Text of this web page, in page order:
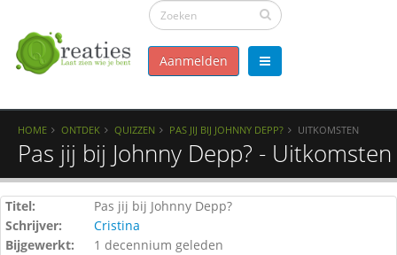
Aanmelden
HOME ONTDEK QUIZZEN PAS JIJ BIJ JOHNNY DEPP? UITKOMSTEN
Pas jij bij Johnny Depp? - Uitkomsten
Titel:
Pas jij bij Johnny Depp?
Schrijver:
Cristina
Bijgewerkt:
1 decennium geleden